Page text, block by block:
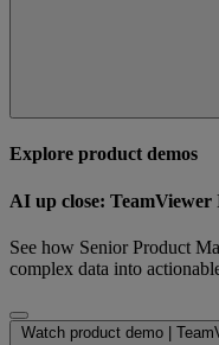
Explore product demos
AI up close: TeamViewer
See how Senior Product
complex data into
Watch product demo |